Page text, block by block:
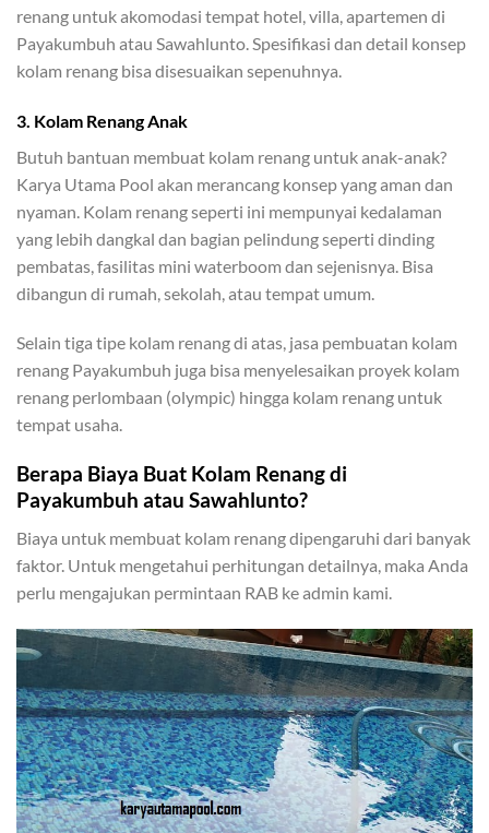
renang untuk akomodasi tempat hotel, villa, apartemen di
Payakumbuh atau Sawahlunto. Spesifikasi dan detail konsep
kolam renang bisa disesuaikan sepenuhnya.
3. Kolam Renang Anak
Butuh bantuan membuat kolam renang untuk anak-anak?
Karya Utama Pool akan merancang konsep yang aman dan
nyaman. Kolam renang seperti ini mempunyai kedalaman
yang lebih dangkal dan bagian pelindung seperti dinding
pembatas, fasilitas mini waterboom dan sejenisnya. Bisa
dibangun di rumah, sekolah, atau tempat umum.
Selain tiga tipe kolam renang di atas, jasa pembuatan kolam
renang Payakumbuh juga bisa menyelesaikan proyek kolam
renang perlombaan (olympic) hingga kolam renang untuk
tempat usaha.
Berapa Biaya Buat Kolam Renang di
Payakumbuh atau Sawahlunto?
Biaya untuk membuat kolam renang dipengaruhi dari banyak
faktor. Untuk mengetahui perhitungan detailnya, maka Anda
perlu mengajukan permintaan RAB ke admin kami.